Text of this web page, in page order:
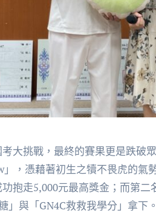
大挑戰，最終的賽果更是跌破
」，憑藉著初生之犢不畏虎的氣
抱走5,000元最高獎金；而第
」與「GN4C救救我學分」拿